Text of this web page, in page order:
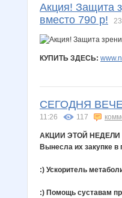
Акция! Защита
вместо 790 р!
КУПИТЬ ЗДЕСЬ:
СЕГОДНЯ
11:26 117
АКЦИИ ЭТОЙ
Вынесла их закупке
:) Ускоритель
:) Помощь суставам